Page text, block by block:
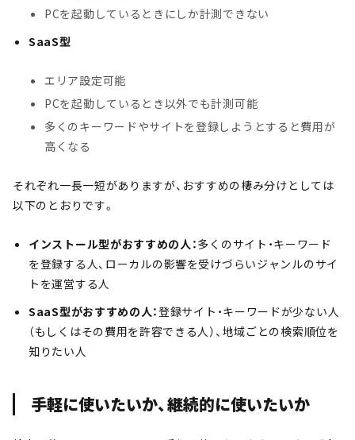
PCを起動しているときにしか計測できない
SaaS型
エリア設定可能
PCを起動しているとき以外でも計測可能
多くのキーワードやサイトを登録しようとすると費用が
高くなる
それぞれ一長一短がありますが、おすすめの棲み分けとしては
以下のとおりです。
インストール型がおすすめの人：多くのサイト・キーワード
を登録する人、ローカルの影響を受けづらいジャンルのサイ
トを運営する人
SaaS型がおすすめの人：登録サイト・キーワードが少ない人
（もしくはその費用を許容できる人）、地域ごとの検索順位を
知りたい人
手軽に使いたいか、継続的に使いたいか